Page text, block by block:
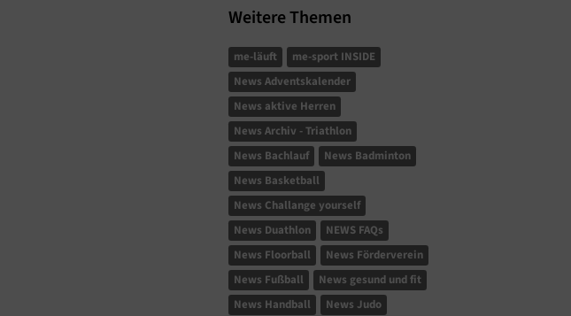
Weitere Themen
me-läuft
me-sport INSIDE
News Adventskalender
News aktive Herren
News Archiv - Triathlon
News Bachlauf
News Badminton
News Basketball
News Challange yourself
News Duathlon
NEWS FAQs
News Floorball
News Förderverein
News Fußball
News gesund und fit
News Handball
News Judo